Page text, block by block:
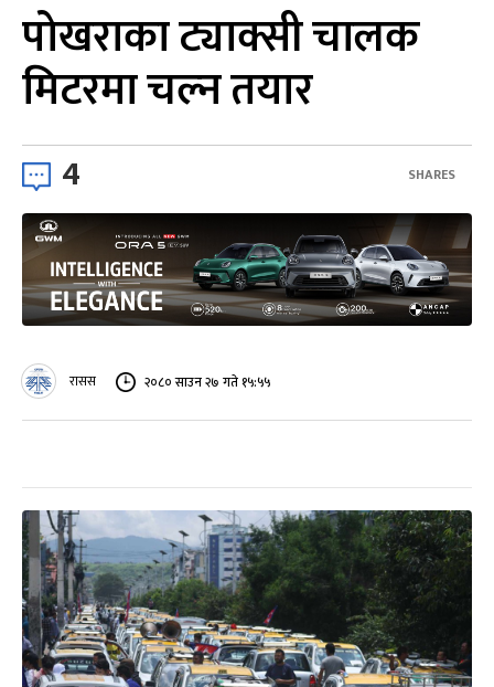
पोखराका ट्याक्सी चालक
मिटरमा चल्न तयार
4 SHARES
रासस २०८० साउन २७ गते १५:५५